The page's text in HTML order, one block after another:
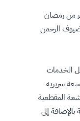
من رمضان
(2) أثنين تم استحداثهما مؤخرا لخدمة ضيوف الرحمن
الخدمات
أمام باب الملك عبدالعزيز على مساحة تبلغ 3 آلاف متر مربع بسعة سريريه
للأشعة المقطعية
إلى